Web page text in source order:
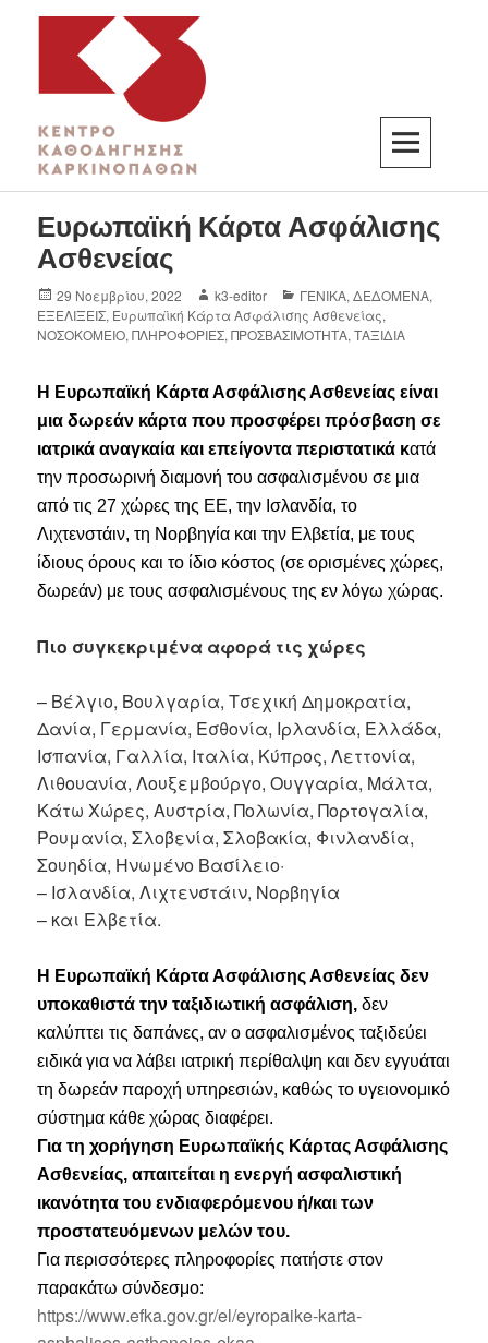
K3
ΚΕΝΤΡΟ ΚΑΘΟΔΗΓΗΣΗΣ ΚΑΡΚΙΝΟΠΑΘΩΝ
Ευρωπαϊκή Κάρτα Ασφάλισης
Ασθενείας
29 Νοεμβρίου, 2022 k3-editor ΓΕΝΙΚΑ,ΔΕΔΟΜΕΝΑ,
ΕΞΕΛΙΞΕΙΣ, Ευρωπαϊκή Κάρτα Ασφάλισης Ασθενείας,
ΝΟΣΟΚΟΜΕΙΟ,ΠΛΗΡΟΦΟΡΙΕΣ,ΠΡΟΣΒΑΣΙΜΟΤΗΤΑ,ΤΑΞΙΔΙΑ
Η Ευρωπαϊκή Κάρτα Ασφάλισης Ασθενείας είναι
μια δωρεάν κάρτα που προσφέρει πρόσβαση σε
ιατρικά αναγκαία και επείγοντα περιστατικά κατά
την προσωρινή διαμονή του ασφαλισμένου σε μια
από τις 27 χώρες της ΕΕ, την Ισλανδία, το
Λιχτενστάιν, τη Νορβηγία και την Ελβετία, με τους
ίδιους όρους και το ίδιο κόστος (σε ορισμένες χώρες,
δωρεάν) με τους ασφαλισμένους της εν λόγω χώρας.
Πιο συγκεκριμένα αφορά τις χώρες
– Βέλγιο, Βουλγαρία, Τσεχική Δημοκρατία,
Δανία, Γερμανία, Εσθονία, Ιρλανδία, Ελλάδα,
Ισπανία, Γαλλία, Ιταλία, Κύπρος, Λεττονία,
Λιθουανία, Λουξεμβούργο, Ουγγαρία, Μάλτα,
Κάτω Χώρες, Αυστρία, Πολωνία, Πορτογαλία,
Ρουμανία, Σλοβενία, Σλοβακία, Φινλανδία,
Σουηδία, Ηνωμένο Βασίλειο·
– Ισλανδία, Λιχτενστάιν, Νορβηγία
– και Ελβετία.
Η Ευρωπαϊκή Κάρτα Ασφάλισης Ασθενείας δεν
υποκαθιστά την ταξιδιωτική ασφάλιση, δεν
καλύπτει τις δαπάνες, αν ο ασφαλισμένος ταξιδεύει
ειδικά για να λάβει ιατρική περίθαλψη και δεν εγγυάται
τη δωρεάν παροχή υπηρεσιών, καθώς το υγειονομικό
σύστημα κάθε χώρας διαφέρει.
Για τη χορήγηση Ευρωπαϊκής Κάρτας Ασφάλισης
Ασθενείας, απαιτείται η ενεργή ασφαλιστική
ικανότητα του ενδιαφερόμενου ή/και των
προστατευόμενων μελών του.
Για περισσότερες πληροφορίες πατήστε στον
παρακάτω σύνδεσμο:
https://www.efka.gov.gr/el/eyropaike-karta-